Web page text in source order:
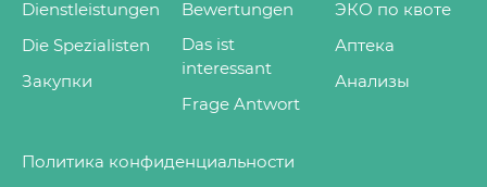
Dienstleistungen
Die Spezialisten
Закупки
Bewertungen
Das ist
interessant
Frage Antwort
ЭКО по квоте
Аптека
Анализы
Политика конфиденциальности